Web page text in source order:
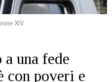
XIV
una fede
con poveri e